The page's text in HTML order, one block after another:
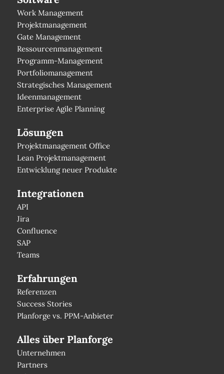
Work Management
Projektmanagement
Gate Management
Ressourcenmanagement
Programm-Management
Portfoliomanagement
Strategisches Management
Ideenmanagement
Enterprise Agile Planning
Lösungen
Projektmanagement Office
Lean Projektmanagement
Entwicklung neuer Produkte
Integrationen
API
Jira
Confluence
SAP
Teams
Erfahrungen
Referenzen
Success Stories
Planforge vs. PPM-Anbieter
Alles über Planforge
Unternehmen
Partners